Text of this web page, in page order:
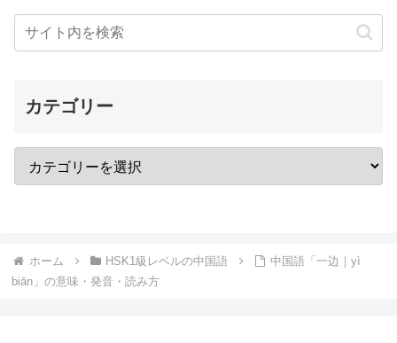
カテゴリー
ホーム HSK1級レベルの中国語
中国語「一边｜yì
biān」の意味・発音・読み方